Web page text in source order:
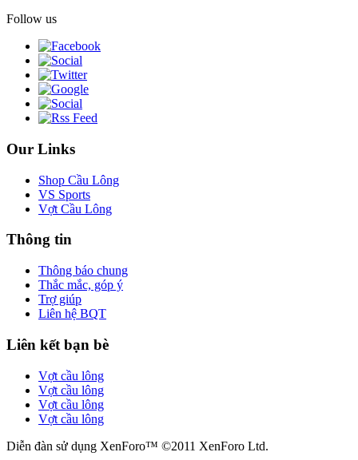
Follow us
Our Links
Shop Cầu Lông
VS Sports
Vợt Cầu Lông
Thông tin
Thông báo chung
Thắc mắc, góp ý
Trợ giúp
Liên hệ BQT
Liên kết bạn bè
Vợt cầu lông
Vợt cầu lông
Vợt cầu lông
Vợt cầu lông
Diễn đàn sử dụng XenForo™ ©2011 XenForo Ltd.